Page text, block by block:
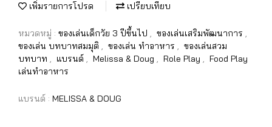
เพิ่มรายการโปรด เปรียบเทียบ
หมวดหมู่ : ของเล่นเด็กวัย 3 ปีขึ้นไป , ของเล่นเสริมพัฒนาการ ,
ของเล่น บทบาทสมมุติ , ของเล่น ทำอาหาร , ของเล่นสวม
บทบาท , แบรนด์ , Melissa & Doug , Role Play , Food Play
เล่นทำอาหาร
แบรนด์ : MELISSA & DOUG